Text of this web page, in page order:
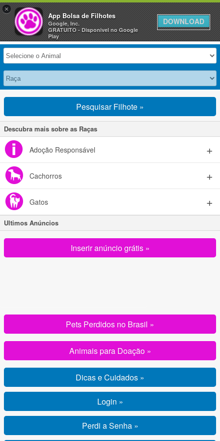
Anuncie Grátis »
Selecione seu Animal
Pesquisar Filhote »
Descubra mais sobre as Raças
Adoção Responsável
Cachorros
Gatos
Ultimos Anúncios
Inserir anúncio grátis »
Pets Perdidos no Brasil »
Animais para Doação »
Dicas e Cuidados »
Login »
Perdi a Senha »
×
App Bolsa de Filhotes
Google, Inc.
GRATUITO - Disponivel no Google
Play
DOWNLOAD